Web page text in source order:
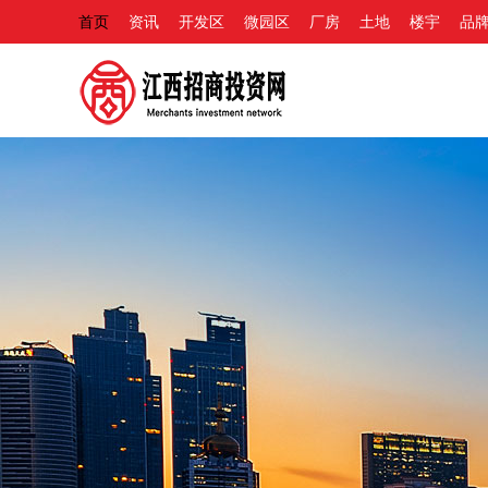
首页 资讯 开发区 微园区 厂房 土地 楼宇 品